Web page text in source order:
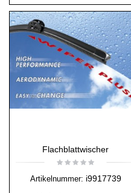
Flachblattwischer
Artikelnummer: i9917739